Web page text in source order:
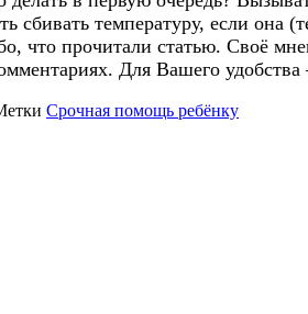
сбивать температуру, если она
что прочитали статью. Своё
Для Вашего
Срочная помощь ребёнку